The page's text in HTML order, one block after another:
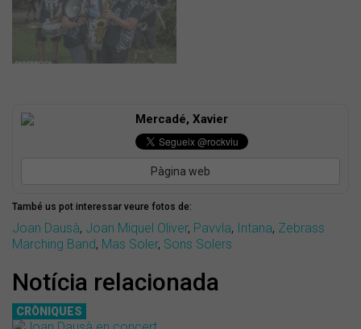
Mercadé, Xavier
Pàgina web
També us pot interessar veure fotos de:
Joan Dausà, Joan Miquel Oliver, Pavvla, Intana, Zebrass
Marching Band, Mas Soler, Sons Solers
Notícia relacionada
CRÒNIQUES